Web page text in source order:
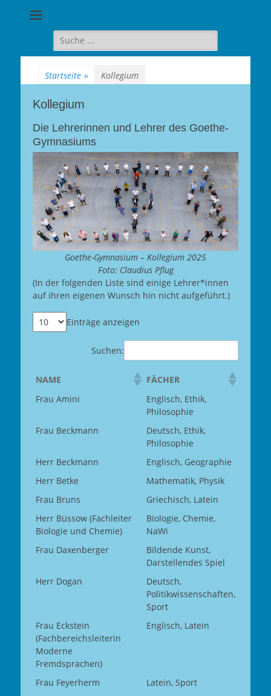
Berlin-
Suche
für:
Startseite » Kollegium
Kollegium
Die Lehrerinnen und Lehrer des Goethe-
Gymnasiums
Goethe-Gymnasium – Kollegium 2025
Foto: Claudius Pflug
(In der folgenden Liste sind einige Lehrer*innen
auf ihren eigenen Wunsch hin nicht aufgeführt.)
Einträge anzeigen
Suchen:
NAME
FÄCHER
Frau Amini
Englisch, Ethik,
Philosophie
Frau Beckmann
Deutsch, Ethik,
Philosophie
Herr Beckmann
Englisch, Geographie
Herr Betke
Mathematik, Physik
Frau Bruns
Griechisch, Latein
Herr Büssow (Fachleiter
Biologie und Chemie)
Biologie, Chemie,
NaWi
Frau Daxenberger
Bildende Kunst,
Darstellendes Spiel
Herr Dogan
Deutsch,
Politikwissenschaften,
Sport
Frau Eckstein
(Fachbereichsleiterin
Moderne
Fremdsprachen)
Englisch, Latein
Frau Feyerherm Latein, Sport